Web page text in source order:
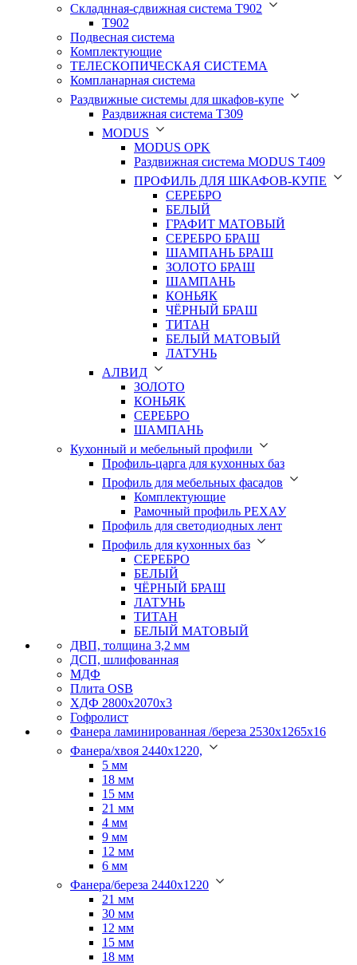
Складнная-сдвижная система Т902
T902
Подвесная система
Комплектующие
ТЕЛЕСКОПИЧЕСКАЯ СИСТЕМА
Компланарная система
Раздвижные системы для шкафов-купе
Раздвижная система Т309
MODUS
MODUS OPK
Раздвижная система MODUS T409
ПРОФИЛЬ ДЛЯ ШКАФОВ-КУПЕ
СЕРЕБРО
БЕЛЫЙ
ГРАФИТ МАТОВЫЙ
СЕРЕБРО БРАШ
ШАМПАНЬ БРАШ
ЗОЛОТО БРАШ
ШАМПАНЬ
КОНЬЯК
ЧЁРНЫЙ БРАШ
ТИТАН
БЕЛЫЙ МАТОВЫЙ
ЛАТУНЬ
АЛВИД
ЗОЛОТО
КОНЬЯК
СЕРЕБРО
ШАМПАНЬ
Кухонный и мебельный профили
Профиль-царга для кухонных баз
Профиль для мебельных фасадов
Комплектующие
Рамочный профиль РЕХАУ
Профиль для светодиодных лент
Профиль для кухонных баз
СЕРЕБРО
БЕЛЫЙ
ЧЁРНЫЙ БРАШ
ЛАТУНЬ
ТИТАН
БЕЛЫЙ МАТОВЫЙ
ДВП, толщина 3,2 мм
ДСП, шлифованная
МДФ
Плита OSB
ХДФ 2800х2070х3
Гофролист
Фанера ламинированная /береза 2530х1265х16
Фанера/хвоя 2440х1220,
5 мм
18 мм
15 мм
21 мм
4 мм
9 мм
12 мм
6 мм
Фанера/береза 2440х1220
21 мм
30 мм
12 мм
15 мм
18 мм